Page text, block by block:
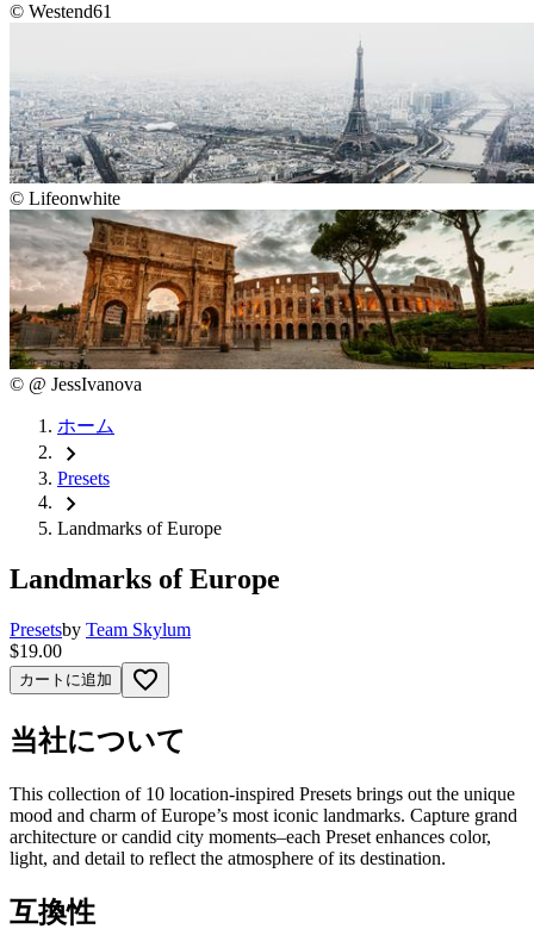
© Westend61
© Lifeonwhite
© @ JessIvanova
ホーム
chevron_right
Presets
chevron_right
Landmarks of Europe
Landmarks of Europe
Presetsby Team Skylum
$19.00
カートに追加 favorite_border
当社について
This collection of 10 location-inspired Presets brings out the unique
mood and charm of Europe’s most iconic landmarks. Capture grand
architecture or candid city moments–each Preset enhances color,
light, and detail to reflect the atmosphere of its destination.
互換性